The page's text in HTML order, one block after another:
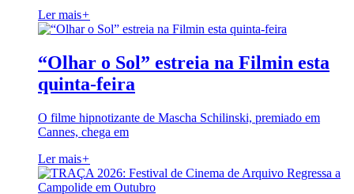
Ler mais+
“Olhar o Sol” estreia na Filmin esta
quinta-feira
O filme hipnotizante de Mascha Schilinski, premiado em
Cannes, chega em
Ler mais+